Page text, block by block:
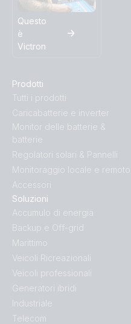
Questo
è
Victron
Prodotti
Tutti i prodotti
Caricabatterie e inverter
Monitor delle batterie &
batterie
Regolatori solari & Pannelli
Monitoraggio locale e remoto
Accessori
Soluzioni
Accumulo di energia
Backup e Off-grid
Marittimo
Veicoli Ricreazionali
Veicoli professionali
Generatori ibridi
Industriale
Telecom